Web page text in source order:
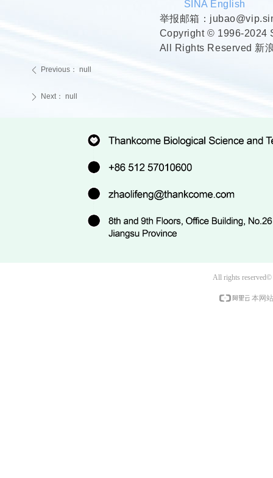
SINA English
举报邮箱：
Copyright © 1996-2024
All Rights Reserved 新
ꄴ Previous： null
ꄲ Next： null
All rights reserved©
本网